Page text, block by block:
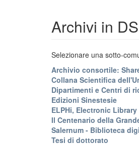
Archivi in
Selezionare una sotto-
Archivio consortile:
Collana Scientifica
Dipartimenti e Centri di
Edizioni Sinestesie
ELPHi, Electronic
Il Centenario della
Salernum - Biblioteca
Tesi di dottorato